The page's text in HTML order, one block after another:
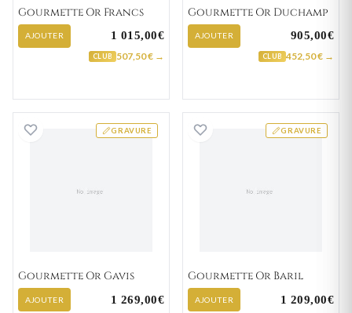
Gourmette Or Francs
AJOUTER 1 015,00€
CLUB 507,50 € →
Gourmette Or Duchamp
AJOUTER 905,00€
CLUB 452,50 € →
GRAVURE
Gourmette Or Gavis
Gourmette Or Gavis
AJOUTER 1 269,00€
GRAVURE
Gourmette Or
Gourmette Or Baril
AJOUTER 1 209,00€